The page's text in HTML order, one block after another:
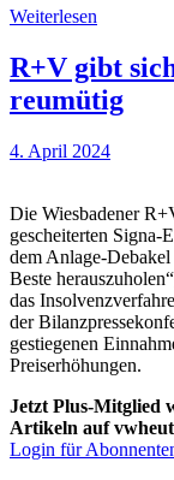
Weiterlesen
R+V gibt
reumütig
4. April 2024
Die Wiesbadener
gescheiterten Signa-
dem Anlage-
Beste
das
der
gestiegenen
Preiserhöhungen.
Jetzt Plus-Mitglied
Artikeln auf
Login für